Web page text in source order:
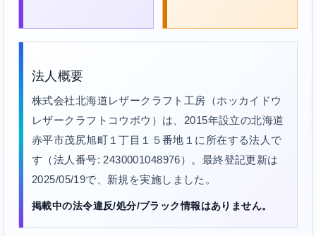
法人概要
株式会社北海道レザークラフト工房（ホッカイドウ
レザークラフトコウボウ）は、2015年設立の北海道
赤平市茂尻旭町１丁目１５番地１に所在する法人で
す（法人番号: 2430001048976）。最終登記更新は
2025/05/19で、新規を実施しました。
掲載中の法令違反/処分/ブラック情報はありません。